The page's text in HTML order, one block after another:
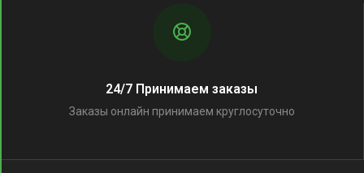
24/7 Принимаем заказы
Заказы онлайн принимаем круглосуточно